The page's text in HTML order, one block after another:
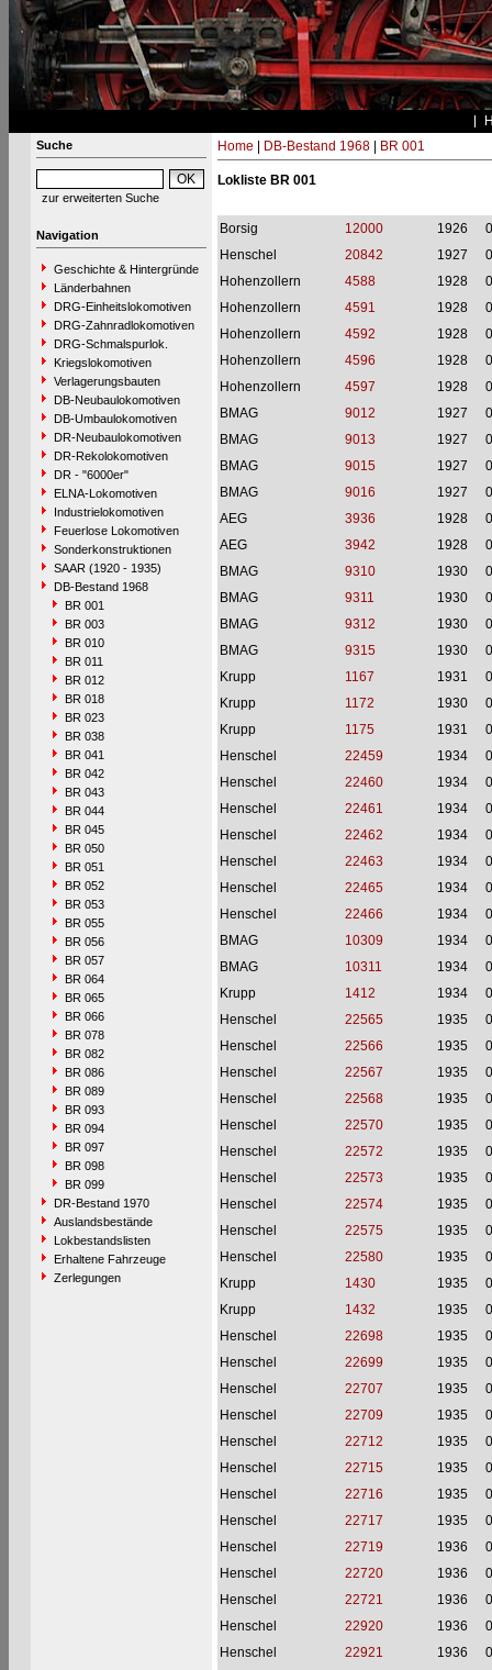
Suche
zur erweiterten Suche
Navigation
Geschichte & Hintergründe
Länderbahnen
DRG-Einheitslokomotiven
DRG-Zahnradlokomotiven
DRG-Schmalspurlok.
Kriegslokomotiven
Verlagerungsbauten
DB-Neubaulokomotiven
DB-Umbaulokomotiven
DR-Neubaulokomotiven
DR-Rekolokomotiven
DR - "6000er"
ELNA-Lokomotiven
Industrielokomotiven
Feuerlose Lokomotiven
Sonderkonstruktionen
SAAR (1920 - 1935)
DB-Bestand 1968
BR 001
BR 003
BR 010
BR 011
BR 012
BR 018
BR 023
BR 038
BR 041
BR 042
BR 043
BR 044
BR 045
BR 050
BR 051
BR 052
BR 053
BR 055
BR 056
BR 057
BR 064
BR 065
BR 066
BR 078
BR 082
BR 086
BR 089
BR 093
BR 094
BR 097
BR 098
BR 099
DR-Bestand 1970
Auslandsbestände
Lokbestandslisten
Erhaltene Fahrzeuge
Zerlegungen
Home DB-Bestand 1968| BR 001
Lokliste BR 001
Borsig 12000 1926
Henschel
20842 1927
Hohenzollern
4588 1928
Hohenzollern
4591 1928
Hohenzollern
4592 1928
Hohenzollern
4596 1928
Hohenzollern
4597 1928
BMAG
9012 1927
BMAG
9013 1927
BMAG
9015 1927
BMAG
9016 1927
AEG
3936 1928
AEG
3942 1928
BMAG
9310 1930
BMAG
9311 1930
BMAG
9312 1930
BMAG
9315 1930
Krupp
1167 1931
Krupp
1172 1930
Krupp
1175 1931
Henschel
22459 1934
Henschel
22460 1934
Henschel
22461 1934
Henschel
22462 1934
Henschel
22463 1934
Henschel
22465 1934
Henschel
22466 1934
BMAG
10309 1934
BMAG
10311 1934
Krupp
1412 1934
Henschel
22565 1935
Henschel
22566 1935
Henschel
22567 1935
Henschel
22568 1935
Henschel
22570 1935
Henschel
22572 1935
Henschel
22573 1935
Henschel
22574 1935
Henschel
22575 1935
Henschel
22580 1935
Krupp
1430 1935
Krupp
1432 1935
Henschel
22698 1935
Henschel
22699 1935
Henschel
22707 1935
Henschel
22709 1935
Henschel
22712 1935
Henschel
22715 1935
Henschel
22716 1935
Henschel
22717 1935
Henschel
22719 1936
Henschel
22720 1936
Henschel
22721 1936
Henschel
22920 1936
Henschel
22921 1936